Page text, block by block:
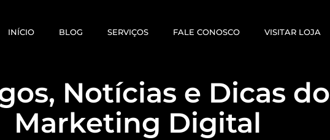
INÍCIO BLOG SERVIÇOS FALE CONOSCO VISITAR LOJA
Notícias e Dicas do
Marketing Digital